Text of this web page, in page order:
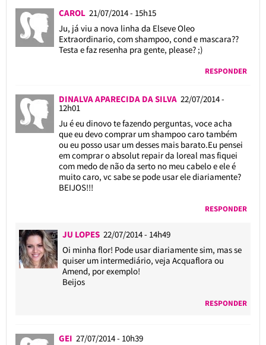
CAROL 21/07/2014 - 15h15
Ju, já viu a nova linha da Elseve Oleo
Extraordinario, com shampoo, cond e mascara??
Testa e faz resenha pra gente, please? ;)
RESPONDER
DINALVA APARECIDA DA SILVA 22/07/2014 -
12h01
Ju é eu dinovo te fazendo perguntas, voce acha
que eu devo comprar um shampoo caro também
ou eu posso usar um desses mais barato.Eu pensei
em comprar o absolut repair da loreal mas fiquei
com medo de não da serto no meu cabelo e ele é
muito caro, vc sabe se pode usar ele diariamente?
BEIJOS!!!
RESPONDER
JU LOPES 22/07/2014 - 14h49
Oi minha flor! Pode usar diariamente sim, mas se
quiser um intermediário, veja Acquaflora ou
Amend, por exemplo!
Beijos
RESPONDER
GEI 27/07/2014 - 10h39